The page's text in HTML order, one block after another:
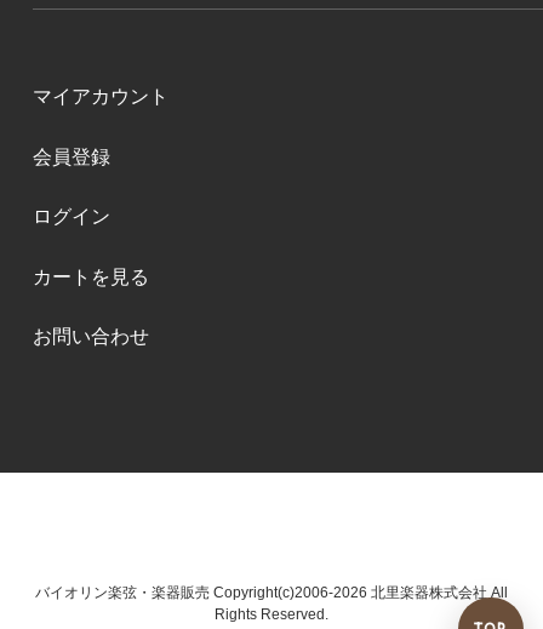
マイアカウント
会員登録
ログイン
カートを見る
お問い合わせ
バイオリン楽弦・楽器販売 Copyright(c)2006-2026 北里楽器株式会社 All
Rights Reserved.